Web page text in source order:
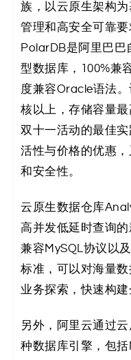
族，以云原生架构
管理和高安全可靠
PolarDB是阿里巴巴
型数据库，100%兼
度兼容Oracle语法
核以上，存储容量
双十一活动的最佳
活性与价格的优惠
和安全性。
云原生数据仓库
高并发低延时查询
兼容MySQL协议以
标准，可以对海量
业务探索，快速构建
另外，阿里云通过
种数据库引擎，包